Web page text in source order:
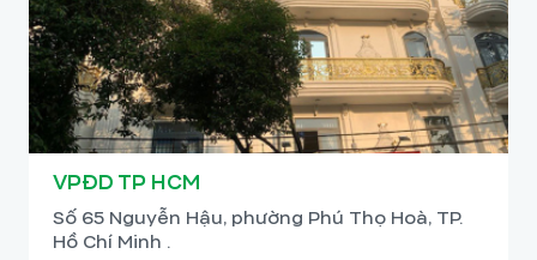
VPĐD TP HCM
Số 65 Nguyễn Hậu, phường Phú Thọ Hoà, TP.
Hồ Chí Minh .